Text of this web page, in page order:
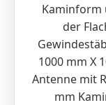
Kaminform
der
1000 mm X
Antenne mit
mm